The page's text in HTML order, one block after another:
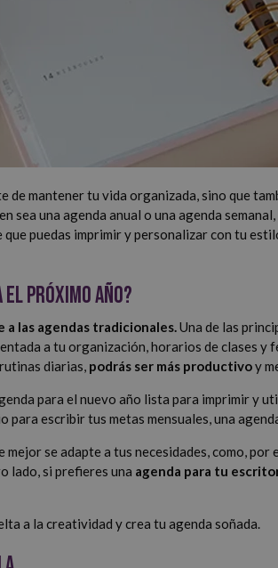
de mantener tu vida organizada, sino que
sea una agenda anual o una agenda
puedas imprimir y personalizar con tu
el próximo año?
las agendas tradicionales.Una de las
a tu organización, horarios de clases
diarias, podrás ser más productivoy
para el nuevo año lista para imprimir y
para escribir tus metas mensuales, una
mejor se adapte a tus necesidades, como,
lado, si prefieres una agenda para tu
a la creatividad y crea tu agenda soñada.